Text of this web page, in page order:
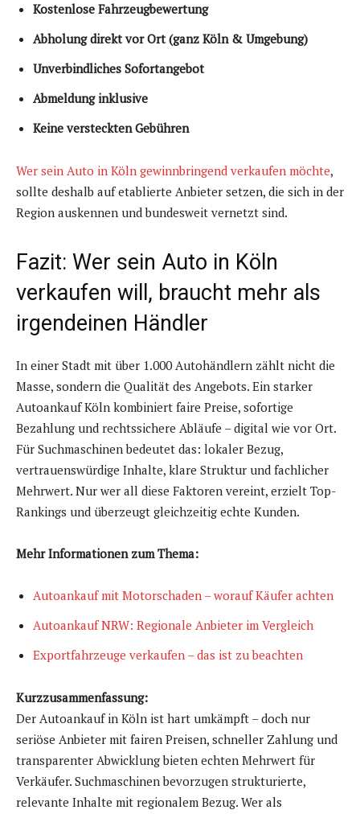
Kostenlose Fahrzeugbewertung
Abholung direkt vor Ort (ganz Köln & Umgebung)
Unverbindliches Sofortangebot
Abmeldung inklusive
Keine versteckten Gebühren
Wer sein Auto in Köln gewinnbringend verkaufen möchte,
sollte deshalb auf etablierte Anbieter setzen, die sich in der
Region auskennen und bundesweit vernetzt sind.
Fazit: Wer sein Auto in Köln
verkaufen will, braucht mehr als
irgendeinen Händler
In einer Stadt mit über 1.000 Autohändlern zählt nicht die
Masse, sondern die Qualität des Angebots. Ein starker
Autoankauf Köln kombiniert faire Preise, sofortige
Bezahlung und rechtssichere Abläufe – digital wie vor Ort.
Für Suchmaschinen bedeutet das: lokaler Bezug,
vertrauenswürdige Inhalte, klare Struktur und fachlicher
Mehrwert. Nur wer all diese Faktoren vereint, erzielt Top-
Rankings und überzeugt gleichzeitig echte Kunden.
Mehr Informationen zum Thema:
Autoankauf mit Motorschaden – worauf Käufer achten
Autoankauf NRW: Regionale Anbieter im Vergleich
Exportfahrzeuge verkaufen – das ist zu beachten
Kurzzusammenfassung:
Der Autoankauf in Köln ist hart umkämpft – doch nur
seriöse Anbieter mit fairen Preisen, schneller Zahlung und
transparenter Abwicklung bieten echten Mehrwert für
Verkäufer. Suchmaschinen bevorzugen strukturierte,
relevante Inhalte mit regionalem Bezug. Wer als